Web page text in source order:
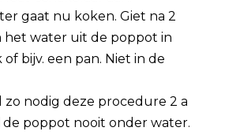
gaat nu koken. Giet na 2
water uit de poppot in
bijv. een pan. Niet in de
zo nodig deze procedure 2 a
de poppot nooit onder water.